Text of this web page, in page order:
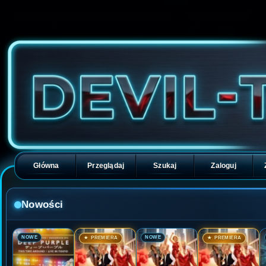
Główna Przeglądaj Szukaj Zaloguj
Nowości
🎬NOWE 🎬★ PREMIERA 🎬NOWE 🎬★ PREMIERA